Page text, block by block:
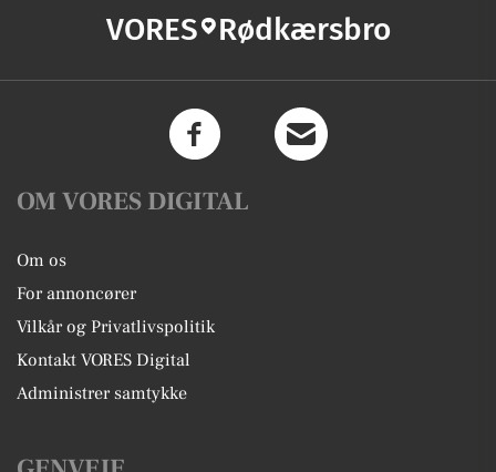
VORES Rødkærsbro
OM VORES DIGITAL
Om os
For annoncører
Vilkår og Privatlivspolitik
Kontakt VORES Digital
Administrer samtykke